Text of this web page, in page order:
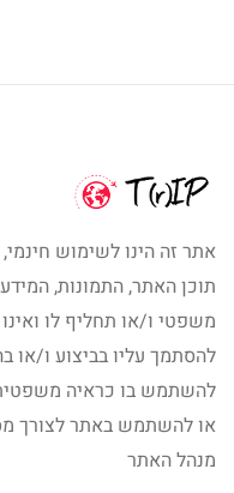
אתר זה הינו לשימוש
תוכן האתר, התמונות,
משפטי ו/או תחליף לו
להסתמך עליו בביצוע ו/או
להשתמש בו כראיה משפטית
או להשתמש באתר לצורך
מנהל האתר